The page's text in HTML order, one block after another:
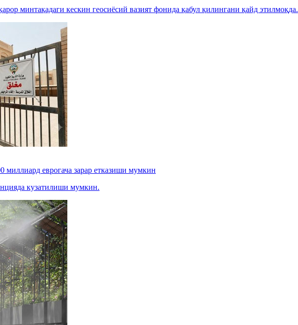
минтақадаги кескин геосиёсий вазият фонида қабул қилингани қайд этилмоқда.
миллиард еврогача зарар етказиши мумкин
кузатилиши мумкин.